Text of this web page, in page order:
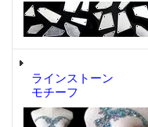
ラインストーン
モチーフ